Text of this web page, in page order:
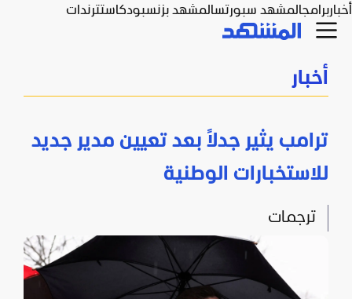
أخباربرامجالمشهد سبورتسالمشهد بزنسبودكاستترندات
أخبار
ترامب يثير جدلاً بعد تعيين مدير جديد
للاستخبارات الوطنية
ترجمات